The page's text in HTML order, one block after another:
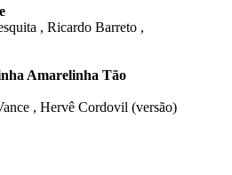
, Ricardo Barreto ,
Amarelinha Tão
, Hervê Cordovil (versão)